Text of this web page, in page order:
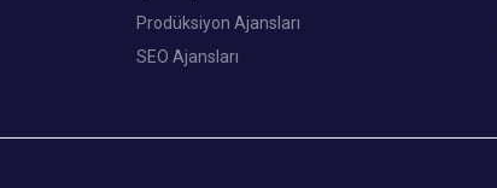
Prodüksiyon Ajansları
SEO Ajansları